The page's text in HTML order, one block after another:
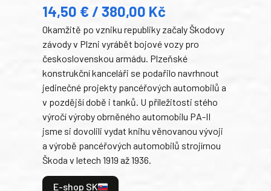
14,50 € / 380,00 Kč
Okamžitě po vzniku republiky začaly Škodovy
závody v Plzni vyrábět bojové vozy pro
československou armádu. Plzeňské
konstrukční kanceláři se podařilo navrhnout
jedinečné projekty pancéřových automobilů a
v pozdější době i tanků. U příležitosti stého
výročí výroby obrněného automobilu PA-II
jsme si dovolili vydat knihu věnovanou vývoji
a výrobě pancéřových automobilů strojírnou
Škoda v letech 1919 až 1936.
E-shop SK